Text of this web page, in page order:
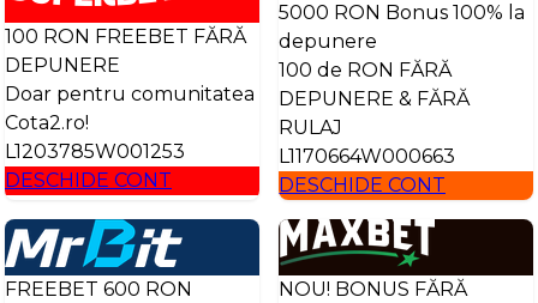
100 RON FREEBET FĂRĂ
DEPUNERE
Doar pentru comunitatea
Cota2.ro!
L1203785W001253
DESCHIDE CONT
5000 RON Bonus 100% la
depunere
100 de RON FĂRĂ
DEPUNERE & FĂRĂ
RULAJ
L1170664W000663
DESCHIDE CONT
FREEBET 600 RON
NOU! BONUS FĂRĂ